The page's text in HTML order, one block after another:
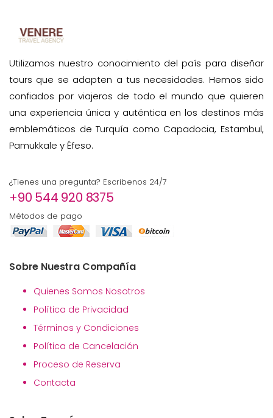
Utilizamos nuestro conocimiento del país para diseñar
tours que se adapten a tus necesidades. Hemos sido
confiados por viajeros de todo el mundo que quieren
una experiencia única y auténtica en los destinos más
emblemáticos de Turquía como Capadocia, Estambul,
Pamukkale y Éfeso.
¿Tienes una pregunta? Escribenos 24/7
+90 544 920 8375
Métodos de pago
Sobre Nuestra Compañía
Quienes Somos Nosotros
Política de Privacidad
Términos y Condiciones
Política de Cancelación
Proceso de Reserva
Contacta